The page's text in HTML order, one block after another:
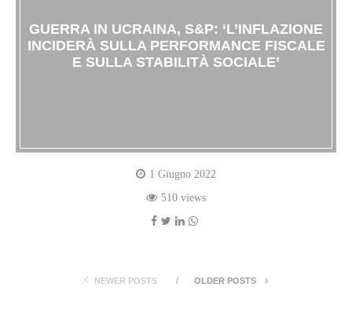
GUERRA IN UCRAINA, S&P: ‘L’INFLAZIONE
INCIDERÀ SULLA PERFORMANCE FISCALE
E SULLA STABILITÀ SOCIALE’
1 Giugno 2022
510 views
NEWER POSTS OLDER POSTS